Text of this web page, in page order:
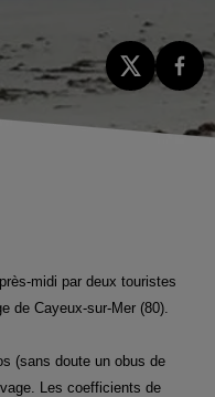
midi par deux touristes
de Cayeux-sur-Mer (80).
(sans doute un obus de
Les coefficients de